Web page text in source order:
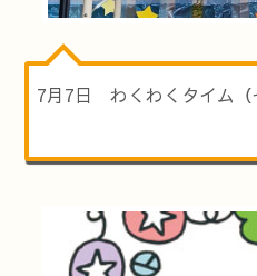
7月7日 わくわくタイム（